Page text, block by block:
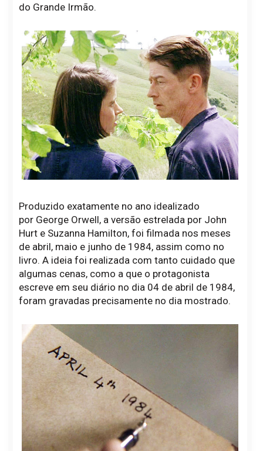
do Grande Irmão.
Produzido exatamente no ano idealizado
por George Orwell, a versão estrelada por John
Hurt e Suzanna Hamilton, foi filmada nos meses
de abril, maio e junho de 1984, assim como no
livro. A ideia foi realizada com tanto cuidado que
algumas cenas, como a que o protagonista
escreve em seu diário no dia 04 de abril de 1984,
foram gravadas precisamente no dia mostrado.